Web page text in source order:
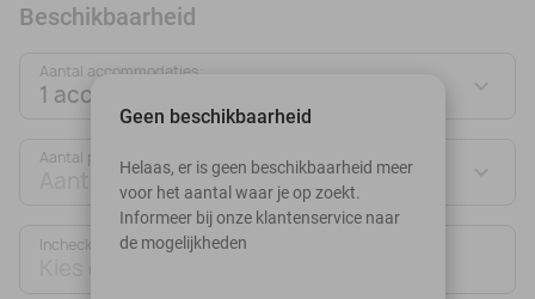
Beschikbaarheid
Aantal accommodaties:
1 accommodatie
Aantal personen:
Aantal personen
Inchecken
Geen beschikbaarheid
Helaas, er is geen beschikbaarheid meer
voor het aantal waar je op zoekt.
Informeer bij onze klantenservice naar
de mogelijkheden